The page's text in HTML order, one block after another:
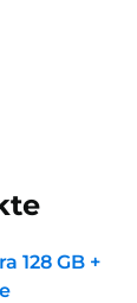
128 GB +